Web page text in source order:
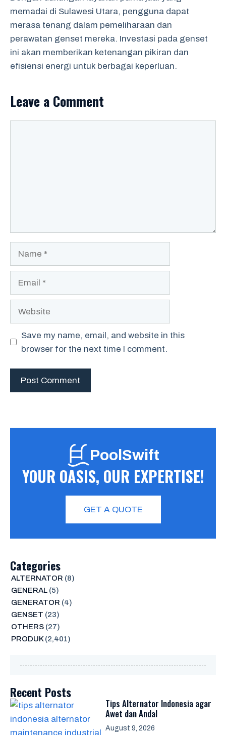
memadai di Sulawesi Utara, pengguna dapat
merasa tenang dalam pemeliharaan dan
perawatan genset mereka. Investasi pada genset
ini akan memberikan ketenangan pikiran dan
efisiensi energi untuk berbagai keperluan.
Leave a Comment
Save my name, email, and website in this
browser for the next time I comment.
PoolSwift
YOUR OASIS, OUR EXPERTISE!
GET A QUOTE
Categories
ALTERNATOR (8)
GENERAL(5)
GENERATOR (4)
GENSET (23)
OTHERS(27)
PRODUK(2,401)
Recent Posts
Tips Alternator Indonesia agar
Awet dan Andal
August 9, 2026